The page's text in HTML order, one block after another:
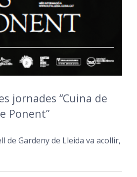
jornades “Cuina de
Ponent”
de Gardeny de Lleida va acollir,